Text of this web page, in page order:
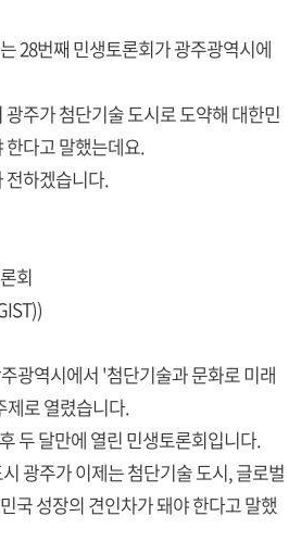
28번째 민생토론회가 광주광역시에
주가 첨단기술 도시로 도약해 대한민
한다고 말했는데요.
전하겠습니다.
회
광역시에서 '첨단기술과 문화로 미래
제로 열렸습니다.
두 달만에 열린 민생토론회입니다.
광주가 이제는 첨단기술 도시, 글로벌
국 성장의 견인차가 돼야 한다고 말했